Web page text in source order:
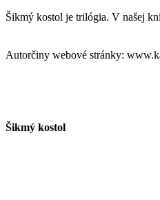
Šikmý kostol je trilógia. V našej
Autorčiny webové stránky:
Šikmý kostol